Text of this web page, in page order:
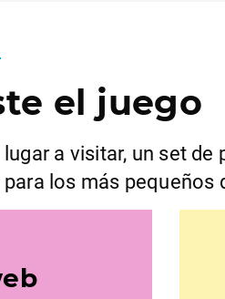
el juego
a visitar, un set de
los más pequeños